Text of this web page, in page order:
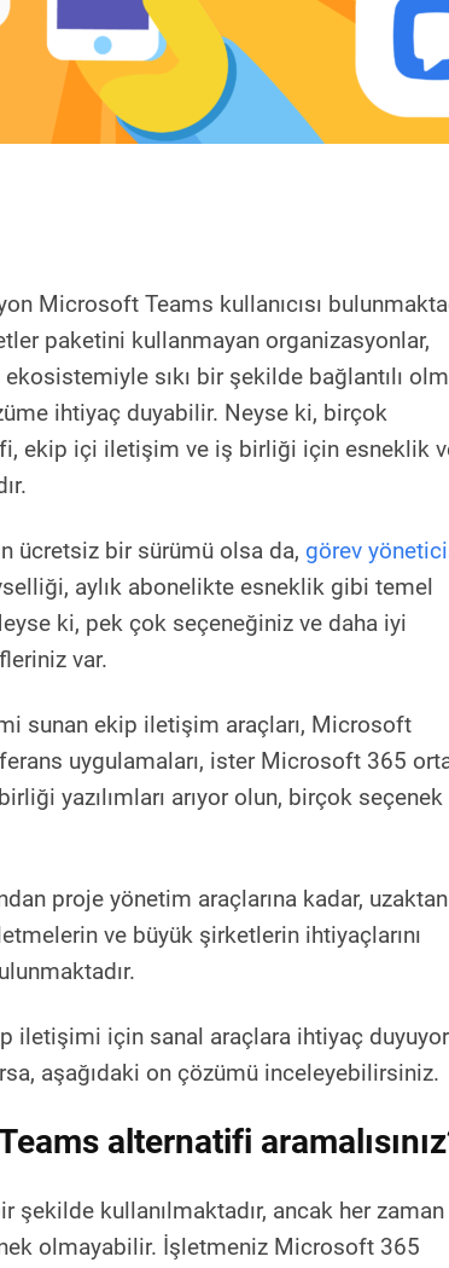
Microsoft Teams kullanıcısı
paketini kullanmayan organizasyonlar,
sıkı bir şekilde bağlantılı
ihtiyaç duyabilir. Neyse ki, birçok
ekip içi iletişim ve iş birliği için esneklik
ücretsiz bir sürümü olsa da, görev
aylık abonelikte esneklik gibi temel
ki, pek çok seçeneğiniz ve daha iyi
var.
sunan ekip iletişim araçları, Microsoft
uygulamaları, ister Microsoft 365
yazılımları arıyor olun, birçok seçenek
proje yönetim araçlarına kadar, uzaktan
ve büyük şirketlerin ihtiyaçlarını
iletişimi için sanal araçlara ihtiyaç
aşağıdaki on çözümü inceleyebilirsiniz.
alternatifi
şekilde kullanılmaktadır, ancak her zaman
olmayabilir. İşletmeniz Microsoft 365